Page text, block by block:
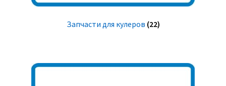
Запчасти для кулеров (22)